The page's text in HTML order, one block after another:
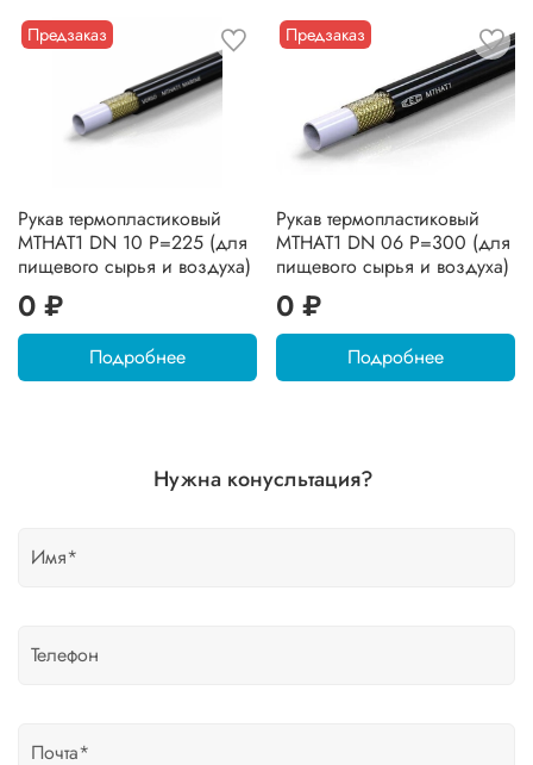
Предзаказ
Рукав термопластиковый
MTHAT1 DN 10 P=225 (для
пищевого сырья и воздуха)
0 ₽
Подробнее
Предзаказ
Рукав термопластиковый
MTHAT1 DN 06 P=300 (для
пищевого сырья и воздуха)
0 ₽
Подробнее
Нужна конусльтация?